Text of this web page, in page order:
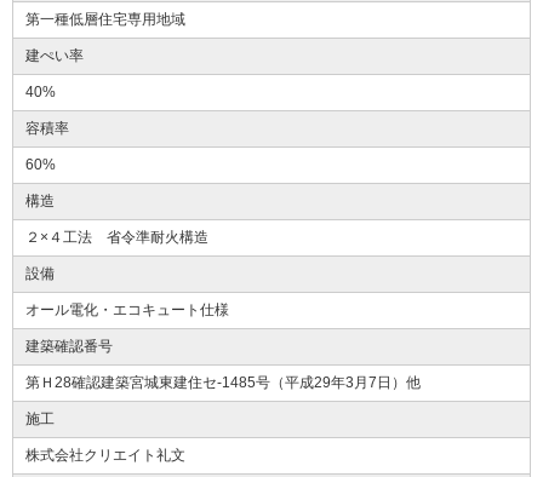
第一種低層住宅専用地域
建ぺい率
40%
容積率
60%
構造
２×４工法 省令準耐火構造
設備
オール電化・エコキュート仕様
建築確認番号
第Ｈ28確認建築宮城東建住セ-1485号（平成29年3月7日）他
施工
株式会社クリエイト礼文